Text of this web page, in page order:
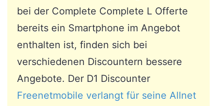
bei der Complete Complete L Offerte
bereits ein Smartphone im Angebot
enthalten ist, finden sich bei
verschiedenen Discountern bessere
Angebote. Der D1 Discounter
Freenetmobile verlangt für seine Allnet